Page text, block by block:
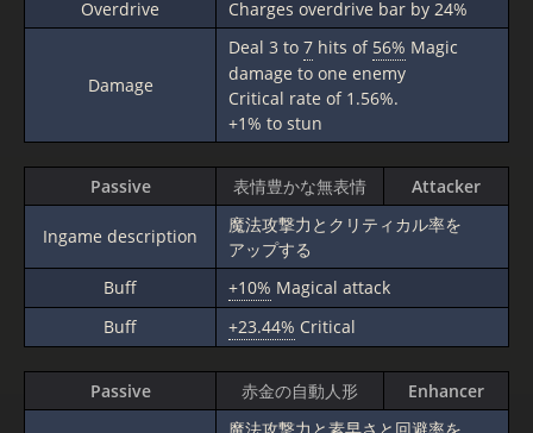
Overdrive
Charges overdrive bar by 24%
Damage
Deal 3 to 7 hits of 56% Magic
damage to one enemy
Critical rate of 1.56%.
+1% to stun
Passive 表情豊かな無表情 Attacker
Ingame description
魔法攻撃力とクリティカル率を
アップする
Buff
+10% Magical attack
Buff
+23.44% Critical
Passive 赤金の自動人形 Enhancer